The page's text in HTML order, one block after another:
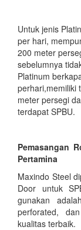
Untuk jenis
per hari,
200 meter
sebelumnya
Platinum
perhari,memiliki
meter persegi
terdapat SPBU.
Pemasangan
Pertamina
Maxindo Steel
Door untuk
gunakan
perforated,
kualitas terbaik.